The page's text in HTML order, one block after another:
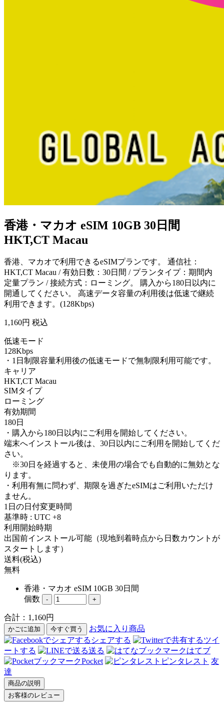
香港・マカオ eSIM 10GB 30日間
HKT,CT Macau
香港、マカオで利用できるeSIMプランです。 通信社：
HKT,CT Macau / 有効日数：30日間 / プランタイプ：期間内
定量プラン / 接続方式：ローミング。 購入から180日以内に
開通してください。 高速データ容量の利用後は低速で継続
利用できます。(128Kbps)
1,160円 税込
低速モード
128Kbps
・1日制限容量利用後の低速モードで無制限利用可能です。
キャリア
HKT,CT Macau
SIMタイプ
ローミング
有効期間
180日
・購入から180日以内にご利用を開始してください。
端末へインストール後は、30日以内にご利用を開始してくだ
さい。
※30日を経過すると、未使用の場合でも自動的に無効とな
ります。
・利用有無に問わず、期限を過ぎたeSIMはご利用いただけ
ません。
1日の日付変更時間
基準時 : UTC +8
利用開始時期
出国前インストール可能（現地到着時点から日数カウントが
スタートします）
送料(税込)
無料
香港・マカオ eSIM 10GB 30日間
個数
- +
合計： 1,160円
かごに追加 今すぐ買う
お気に入り商品
シェアする
ツイ
ートする
送る
はてブ
Pocket
ピンタレスト 友
達
商品の説明
お客様のレビュー